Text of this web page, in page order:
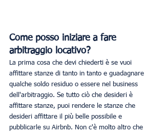
Come posso iniziare a fare
arbitraggio locativo?
La prima cosa che devi chiederti è se vuoi
affittare stanze di tanto in tanto e guadagnare
qualche soldo residuo o essere nel business
dell'arbitraggio. Se tutto ciò che desideri è
affittare stanze, puoi rendere le stanze che
desideri affittare il più belle possibile e
pubblicarle su Airbnb. Non c'è molto altro che